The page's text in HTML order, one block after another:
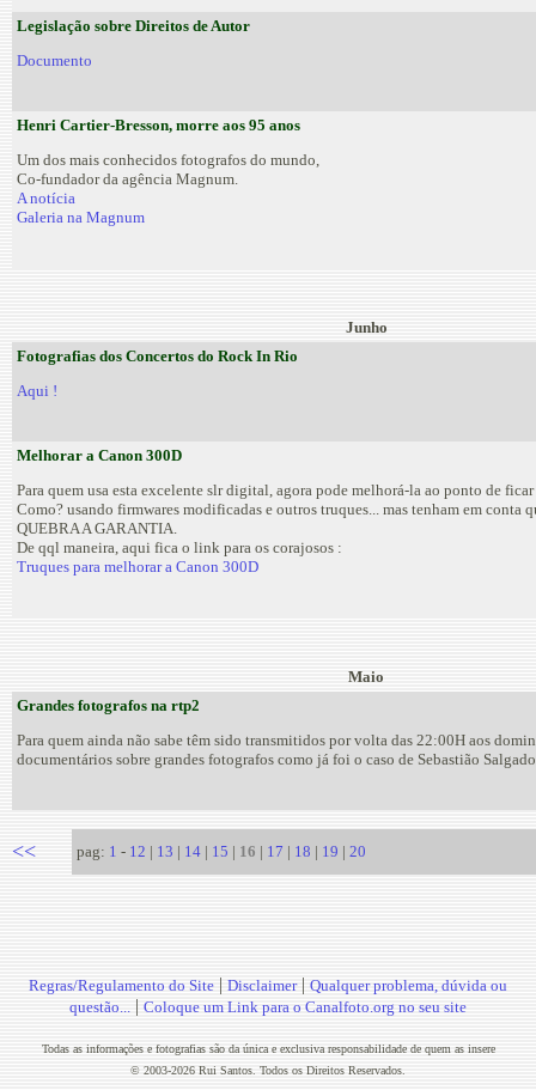
Legislação sobre Direitos de Autor
Documento
Henri Cartier-Bresson, morre aos 95 anos
Um dos mais conhecidos fotografos do mundo,
Co-fundador da agência Magnum.
A notícia
Galeria na Magnum
Junho
Fotografias dos Concertos do Rock In Rio
Aqui !
Melhorar a Canon 300D
Para quem usa esta excelente slr digital, agora pode melhorá-la ao ponto de
Como? usando firmwares modificadas e outros truques... mas tenham em conta
QUEBRA A GARANTIA.
De qql maneira, aqui fica o link para os corajosos :
Truques para melhorar a Canon 300D
Maio
Grandes fotografos na rtp2
Para quem ainda não sabe têm sido transmitidos por volta das 22:00H aos
documentários sobre grandes fotografos como já foi o caso de Sebastião
<< pag: 1 - 12 | 13 | 14 | 15 | 16 | 17 | 18 | 19 | 20
Regras/Regulamento do Site | Disclaimer| Qualquer problema, dúvida ou
questão... | Coloque um Link para o Canalfoto.org no seu site
Todas as informações e fotografias são da única e exclusiva responsabilidade de quem as insere
© 2003-2026 Rui Santos. Todos os Direitos Reservados.